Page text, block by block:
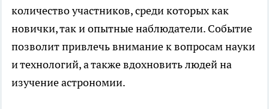
количество участников, среди которых как
новички, так и опытные наблюдатели. Событие
позволит привлечь внимание к вопросам науки
и технологий, а также вдохновить людей на
изучение астрономии.